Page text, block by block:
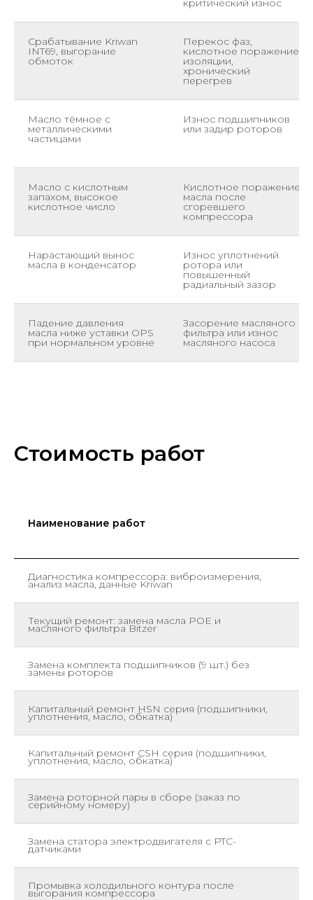
критический износ
Срабатывание Kriwan
INT69, выгорание
обмоток
Перекос фаз,
кислотное поражение
изоляции,
хронический
перегрев
Масло тёмное с
металлическими
частицами
Износ подшипников
или задир роторов
Масло с кислотным
запахом, высокое
кислотное число
Кислотное поражение
масла после
сгоревшего
компрессора
Нарастающий вынос
масла в конденсатор
Износ уплотнений
ротора или
повышенный
радиальный зазор
Падение давления
масла ниже уставки OPS
при нормальном уровне
Засорение масляного
фильтра или износ
масляного насоса
Стоимость работ
Наименование работ
Диагностика компрессора: виброизмерения,
анализ масла, данные Kriwan
Текущий ремонт: замена масла POE и
масляного фильтра Bitzer
Замена комплекта подшипников (9 шт.) без
замены роторов
Капитальный ремонт HSN серия (подшипники,
уплотнения, масло, обкатка)
Капитальный ремонт CSH серия (подшипники,
уплотнения, масло, обкатка)
Замена роторной пары в сборе (заказ по
серийному номеру)
Замена статора электродвигателя с PTC-
датчиками
Промывка холодильного контура после
выгорания компрессора